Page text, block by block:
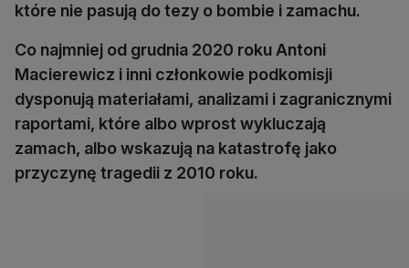
które nie pasują do tezy o bombie i zamachu.
Co najmniej od grudnia 2020 roku Antoni
Macierewicz i inni członkowie podkomisji
dysponują materiałami, analizami i zagranicznymi
raportami, które albo wprost wykluczają
zamach, albo wskazują na katastrofę jako
przyczynę tragedii z 2010 roku.